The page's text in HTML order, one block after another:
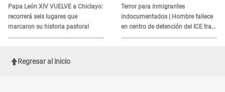
Papa León XIV VUELVE a Chiclayo:
recorrerá seis lugares que
marcaron su historia pastoral
es?
Terror para inmigrantes
indocumentados | Hombre fallece
en centro de detención del ICE tras
sufrir una "emergencia médica"
Regresar al inicio